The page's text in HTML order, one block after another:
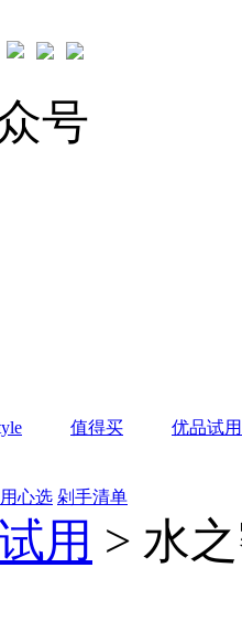
号
值得买
优品试用
心选 剁手清单
用 > 水